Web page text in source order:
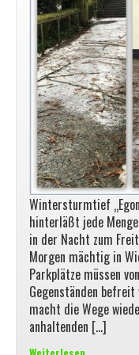
Wintersturmtief
hinterläßt jede
in der Nacht zum
Morgen mächtig in
Parkplätze müssen
Gegenständen befreit
macht die Wege
anhaltenden […]